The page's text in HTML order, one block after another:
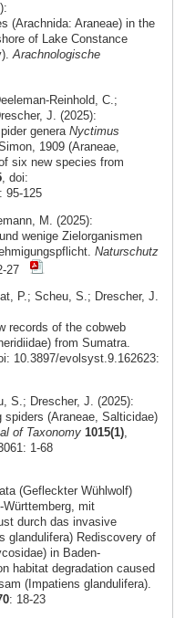
(Arachnida: Araneae) in the
of Lake Constance
Arachnologische
Reinhold, C.;
J. (2025):
genera Nyctimus
1909 (Araneae,
six new species from
, doi:
95-125
M. (2025):
wenige Zielorganismen
Naturschutz
27
P.; Scheu, S.; Drescher, J.
records of the cobweb
from Sumatra.
10.3897/evolsyst.9.162623:
S.; Drescher, J. (2025):
(Araneae, Salticidae)
of Taxonomy 1015(1),
1-68
(Gefleckter Wühlwolf)
mit
durch das invasive
glandulifera) Rediscovery of
in Baden-
habitat degradation caused
(Impatiens glandulifera).
: 18-23